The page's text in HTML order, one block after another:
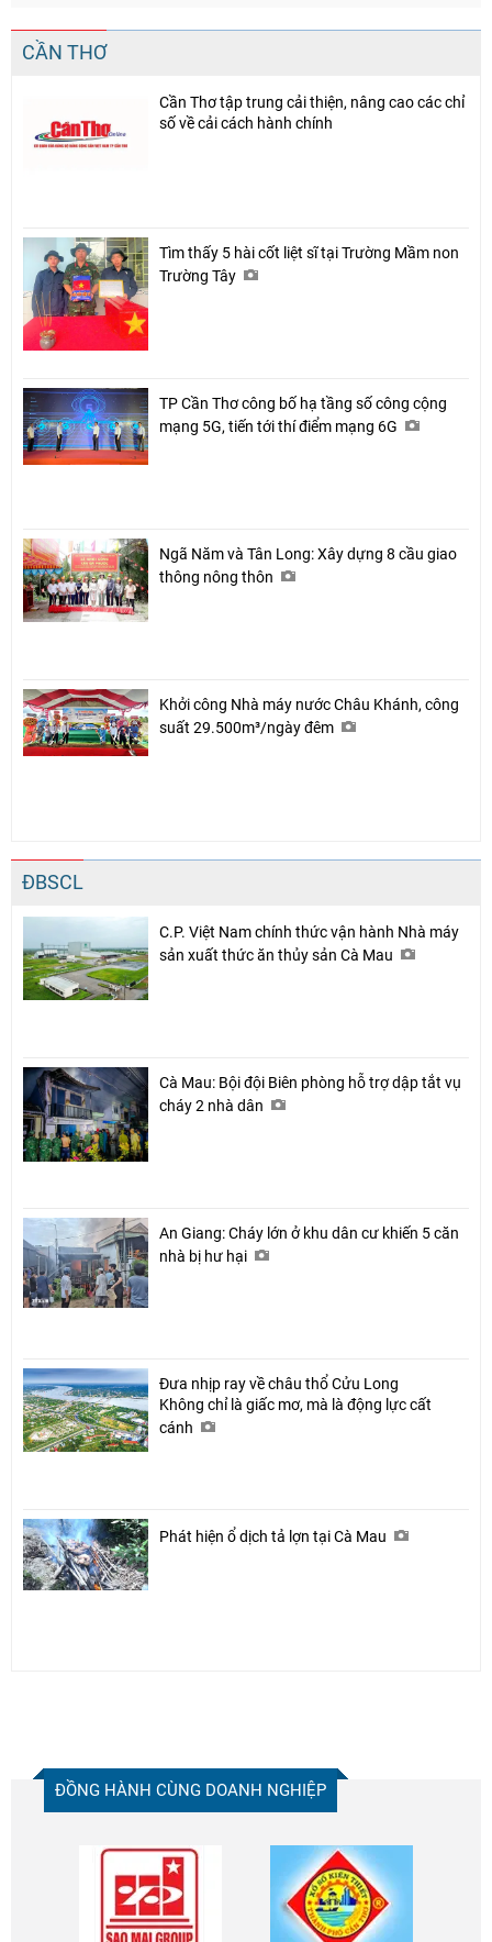
CẦN THƠ
Cần Thơ tập trung cải thiện, nâng cao các chỉ
số về cải cách hành chính
Tìm thấy 5 hài cốt liệt sĩ tại Trường Mầm non
Trường Tây
TP Cần Thơ công bố hạ tầng số công cộng
mạng 5G, tiến tới thí điểm mạng 6G
Ngã Năm và Tân Long: Xây dựng 8 cầu giao
thông nông thôn
Khởi công Nhà máy nước Châu Khánh, công
suất 29.500m³/ngày đêm
ĐBSCL
C.P. Việt Nam chính thức vận hành Nhà máy
sản xuất thức ăn thủy sản Cà Mau
Cà Mau: Bội đội Biên phòng hỗ trợ dập tắt vụ
cháy 2 nhà dân
An Giang: Cháy lớn ở khu dân cư khiến 5 căn
nhà bị hư hại
Đưa nhịp ray về châu thổ Cửu Long
Không chỉ là giấc mơ, mà là động lực cất
cánh
Phát hiện ổ dịch tả lợn tại Cà Mau
ĐỒNG HÀNH CÙNG DOANH NGHIỆP